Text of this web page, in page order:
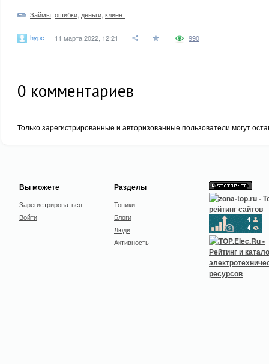
Займы ошибки деньги клиент
hype 11 марта 2022, 12:21 990
0 комментариев
Только зарегистрированные и авторизованные пользователи могут
Вы можете
Зарегистрироваться
Войти
Разделы
Топики
Блоги
Люди
Активность